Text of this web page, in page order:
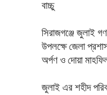
বাচ্চু
সিরাজগঞ্জে জুলাই
উপলক্ষে জেলা
অর্পণ ও দোয়া
জুলাই এর শহীদ